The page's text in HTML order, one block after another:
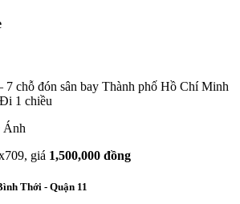
7 chỗ đón sân bay Thành phố Hồ Chí Minh
1 chiều
Ánh
giá 1,500,000 đồng
Thới - Quận 11